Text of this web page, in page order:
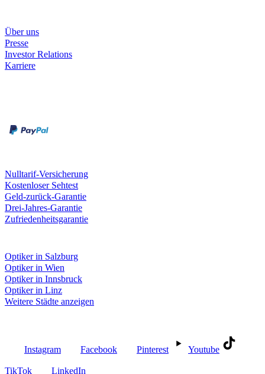
Über uns
Presse
Investor Relations
Karriere
Nulltarif-Versicherung
Kostenloser Sehtest
Geld-zurück-Garantie
Drei-Jahres-Garantie
Zufriedenheitsgarantie
Optiker in Salzburg
Optiker in Wien
Optiker in Innsbruck
Optiker in Linz
Weitere Städte anzeigen
Instagram Facebook Pinterest Youtube
TikTok LinkedIn